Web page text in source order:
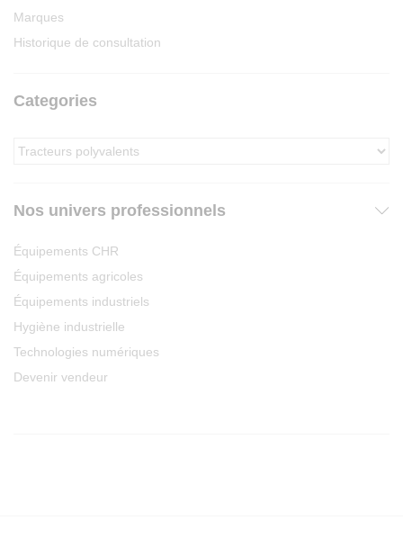
Marques
Historique de consultation
Categories
Nos univers professionnels
Équipements CHR
Équipements agricoles
Équipements industriels
Hygiène industrielle
Technologies numériques
Devenir vendeur